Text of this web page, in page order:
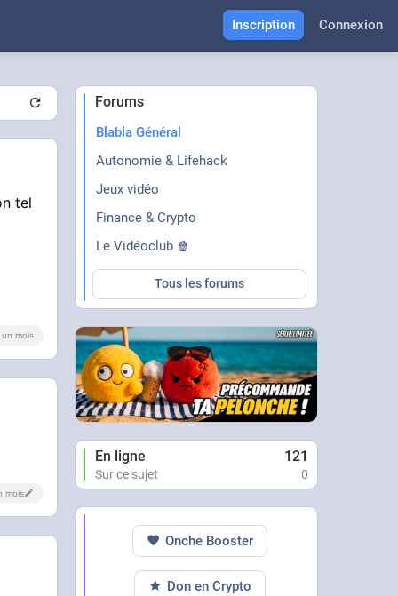
Inscription Connexion
tel
un mois
mois
Forums
Blabla Général
Autonomie & Lifehack
Jeux vidéo
Finance & Crypto
Le Vidéoclub 🍿
Tous les forums
En ligne 121
Sur ce sujet 0
Onche Booster
Don en Crypto